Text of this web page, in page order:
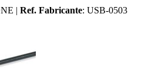
| Ref. Fabricante: USB-0503